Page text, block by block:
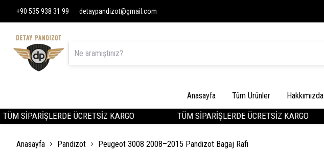
+90 535 938 31 99 detaypandizot@gmail.com
Anasayfa Tüm Ürünler Hakkımızda
SİPARİŞLERDE ÜCRETSİZ KARGO TÜM SİPARİŞLERDE ÜCRETSİZ KARGO
Anasayfa Pandizot Peugeot 3008 2008–2015 Pandizot Bagaj Rafı